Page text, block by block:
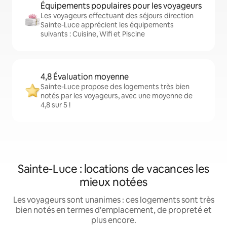
Équipements populaires pour les voyageurs
Les voyageurs effectuant des séjours direction
Sainte-Luce apprécient les équipements
suivants : Cuisine, Wifi et Piscine
4,8 Évaluation moyenne
Sainte-Luce propose des logements très bien
notés par les voyageurs, avec une moyenne de
4,8 sur 5 !
Sainte-Luce : locations de vacances les
mieux notées
Les voyageurs sont unanimes : ces logements sont très
bien notés en termes d'emplacement, de propreté et
plus encore.